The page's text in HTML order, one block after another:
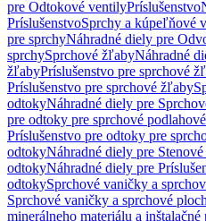
pre Odtokové ventilyPríslušenstvo
PríslušenstvoSprchy a kúpeľňové
pre sprchyNáhradné diely pre
sprchySprchové žľabyNáhradné
žľabyPríslušenstvo pre sprchové
Príslušenstvo pre sprchové žľaby
odtokyNáhradné diely pre
pre odtoky pre sprchové
Príslušenstvo pre odtoky pre
odtokyNáhradné diely pre
odtokyNáhradné diely pre
odtokySprchové vaničky a
Sprchové vaničky a sprchové
minerálneho materiálu a